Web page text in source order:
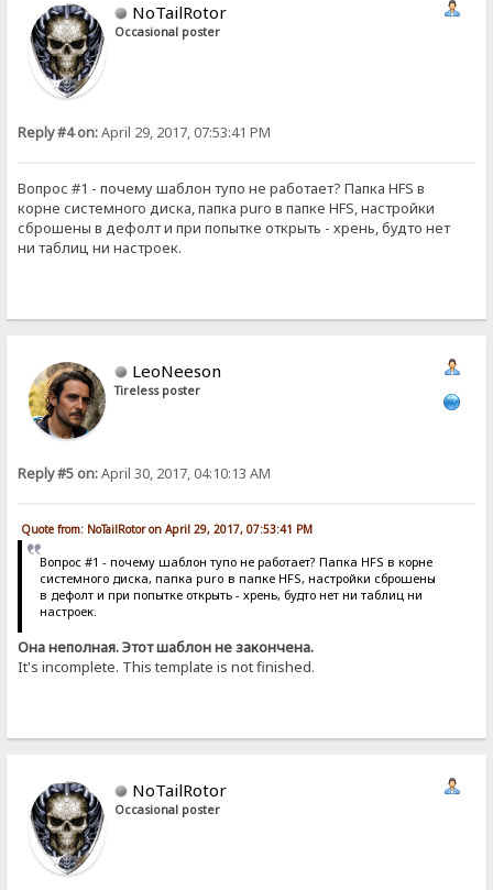
NoTailRotor
Occasional poster
Reply #4 on:April 29, 2017, 07:53:41 PM
Вопрос #1 - почему шаблон тупо не работает? Папка HFS в
корне системного диска, папка puro в папке HFS, настройки
сброшены в дефолт и при попытке открыть - хрень, будто нет
ни таблиц ни настроек.
LeoNeeson
Tireless poster
Reply #5 on:April 30, 2017, 04:10:13 AM
Quote from: NoTailRotor on April 29, 2017, 07:53:41 PM
Вопрос #1 - почему шаблон тупо не работает? Папка HFS в корне
системного диска, папка puro в папке HFS, настройки сброшены
в дефолт и при попытке открыть - хрень, будто нет ни таблиц ни
настроек.
Она неполная. Этот шаблон не закончена.
It's incomplete. This template is not finished.
NoTailRotor
Occasional poster